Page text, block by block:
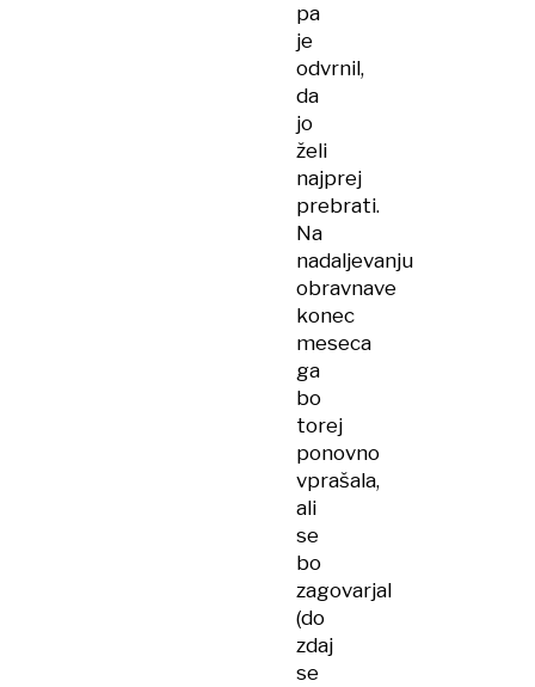
pa
je
odvrnil,
da
jo
želi
najprej
prebrati.
Na
nadaljevanju
obravnave
konec
meseca
ga
bo
torej
ponovno
vprašala,
ali
se
bo
zagovarjal
(do
zdaj
se